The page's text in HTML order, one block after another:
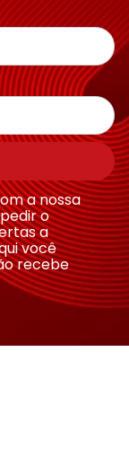
a nossa
o
a
você
recebe